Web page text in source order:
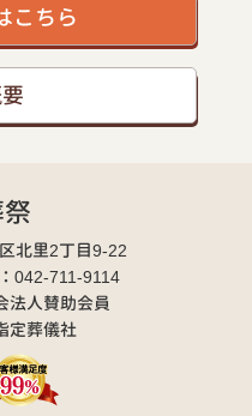
こちら
北里2丁目9-22
711-9114
法人賛助会員
定葬儀社